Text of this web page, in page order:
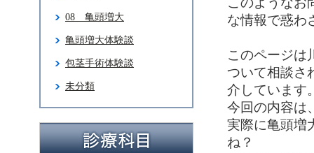
08 亀頭増大
亀頭増大体験談
包茎手術体験談
未分類
な情報で惑わ
このページは
ついて相談さ
介しています
今回の内容は
実際に亀頭増
ね？